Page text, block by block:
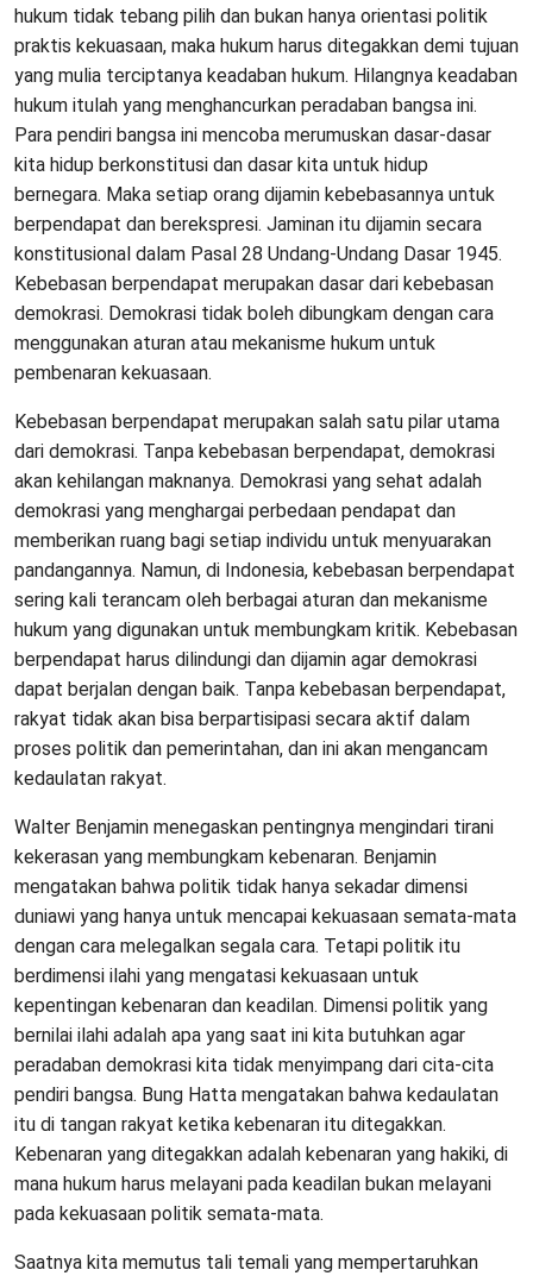
hukum tidak tebang pilih dan bukan hanya orientasi politik
praktis kekuasaan, maka hukum harus ditegakkan demi tujuan
yang mulia terciptanya keadaban hukum. Hilangnya keadaban
hukum itulah yang menghancurkan peradaban bangsa ini.
Para pendiri bangsa ini mencoba merumuskan dasar-dasar
kita hidup berkonstitusi dan dasar kita untuk hidup
bernegara. Maka setiap orang dijamin kebebasannya untuk
berpendapat dan berekspresi. Jaminan itu dijamin secara
konstitusional dalam Pasal 28 Undang-Undang Dasar 1945.
Kebebasan berpendapat merupakan dasar dari kebebasan
demokrasi. Demokrasi tidak boleh dibungkam dengan cara
menggunakan aturan atau mekanisme hukum untuk
pembenaran kekuasaan.
Kebebasan berpendapat merupakan salah satu pilar utama
dari demokrasi. Tanpa kebebasan berpendapat, demokrasi
akan kehilangan maknanya. Demokrasi yang sehat adalah
demokrasi yang menghargai perbedaan pendapat dan
memberikan ruang bagi setiap individu untuk menyuarakan
pandangannya. Namun, di Indonesia, kebebasan berpendapat
sering kali terancam oleh berbagai aturan dan mekanisme
hukum yang digunakan untuk membungkam kritik. Kebebasan
berpendapat harus dilindungi dan dijamin agar demokrasi
dapat berjalan dengan baik. Tanpa kebebasan berpendapat,
rakyat tidak akan bisa berpartisipasi secara aktif dalam
proses politik dan pemerintahan, dan ini akan mengancam
kedaulatan rakyat.
Walter Benjamin menegaskan pentingnya mengindari tirani
kekerasan yang membungkam kebenaran. Benjamin
mengatakan bahwa politik tidak hanya sekadar dimensi
duniawi yang hanya untuk mencapai kekuasaan semata-mata
dengan cara melegalkan segala cara. Tetapi politik itu
berdimensi ilahi yang mengatasi kekuasaan untuk
kepentingan kebenaran dan keadilan. Dimensi politik yang
bernilai ilahi adalah apa yang saat ini kita butuhkan agar
peradaban demokrasi kita tidak menyimpang dari cita-cita
pendiri bangsa. Bung Hatta mengatakan bahwa kedaulatan
itu di tangan rakyat ketika kebenaran itu ditegakkan.
Kebenaran yang ditegakkan adalah kebenaran yang hakiki, di
mana hukum harus melayani pada keadilan bukan melayani
pada kekuasaan politik semata-mata.
Saatnya kita memutus tali temali yang mempertaruhkan